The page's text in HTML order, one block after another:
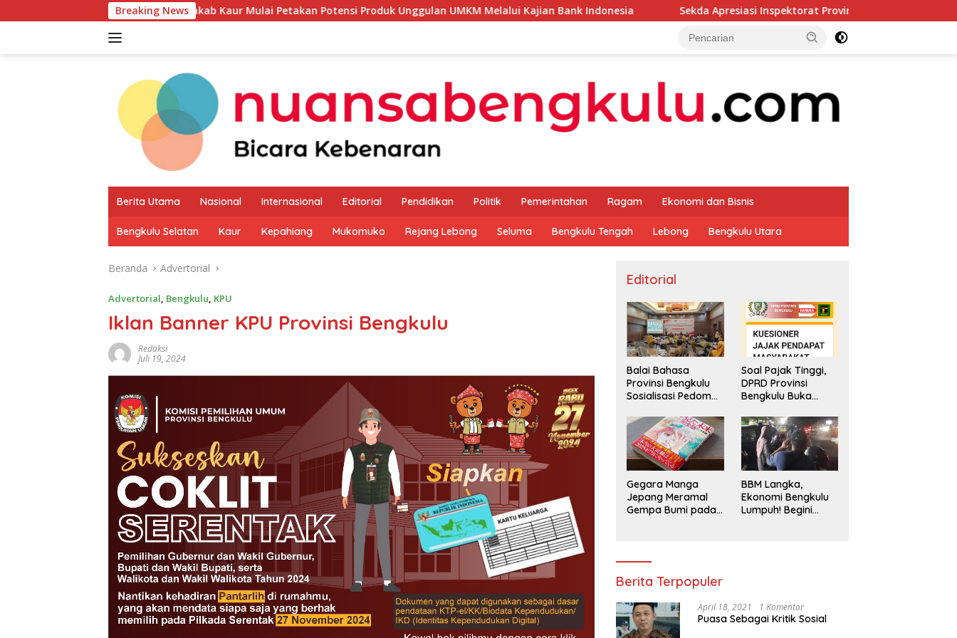
ke
Breaking News
Pemkab Kaur Mulai Petakan Potensi Produk Unggulan UMKM Melalui Kajian Bank Indonesia Sekda Apresiasi Inspektorat Provinsi Bengkulu Dukung Gerakan Donor
Berita Utama Nasional Internasional Editorial Pendidikan Politik Pemerintahan Ragam Ekonomi dan Bisnis
Bengkulu Selatan Kaur Kepahiang Mukomuko Rejang Lebong Seluma Bengkulu Tengah Lebong Bengkulu Utara
Beranda Advertorial
Advertorial, Bengkulu, KPU
Iklan Banner KPU Provinsi Bengkulu
Redaksi
Juli 19, 2024
Editorial
Balai Bahasa
Provinsi Bengkulu
Sosialisasi Pedoman
Penggunaan
Bahasa Indonesia
Soal Pajak Tinggi,
DPRD Provinsi
Bengkulu Buka
Pengaduan
Masyarakat
Gegara Manga
Jepang Meramal
Gempa Bumi pada
BBM Langka,
Ekonomi Bengkulu
Lumpuh! Begini
Berita Terpopuler
April 18, 2021 1 Komentar
Puasa Sebagai Kritik Sosial